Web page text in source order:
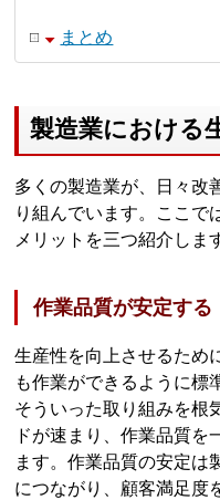
まとめ
製造業における
多くの製造業が、日々改
り組んでいます。ここで
メリットを三つ紹介しま
作業品質が安定する
生産性を向上させるため
も作業ができるように標
そういった取り組みを根
ドが速まり、作業品質を
ます。作業品質の安定は
につながり、顧客満足度